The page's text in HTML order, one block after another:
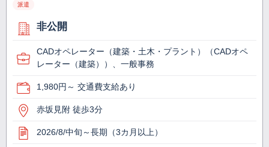
派遣
非公開
CADオペレーター（建築・土木・プラント）（CADオペ
レーター（建築））、一般事務
1,980円～ 交通費支給あり
赤坂見附 徒歩3分
2026/8/中旬～長期（3カ月以上）